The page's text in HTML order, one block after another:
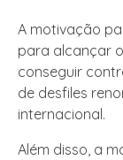
A motivação
para alcançar
conseguir
de desfiles
internacional.
Além disso, a